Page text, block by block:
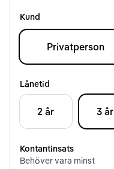
Kund
Privatperson
Lånetid
2 år 3 år
Kontantinsats
Behöver vara minst